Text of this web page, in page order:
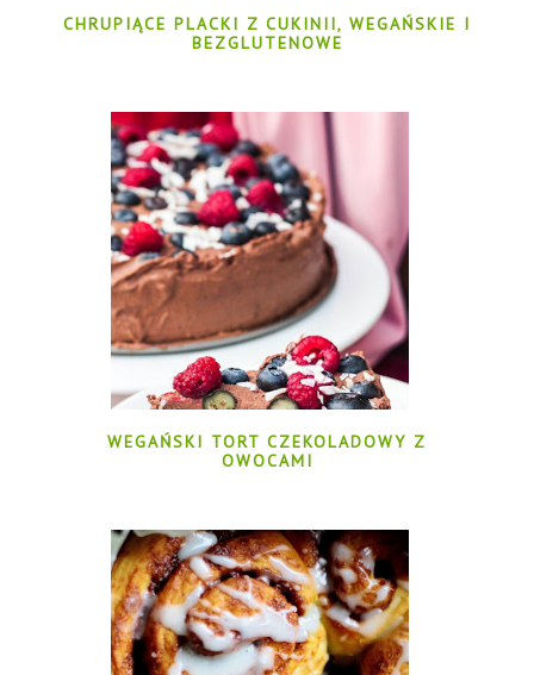
CHRUPIĄCE PLACKI Z CUKINII, WEGAŃSKIE I
BEZGLUTENOWE
WEGAŃSKI TORT CZEKOLADOWY Z
OWOCAMI